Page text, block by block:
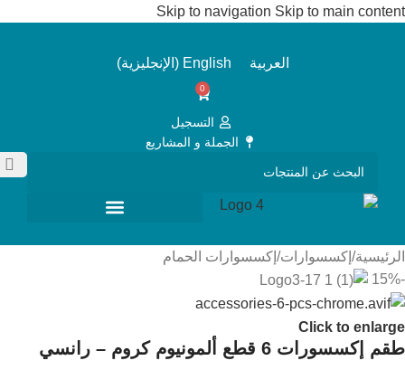
Skip to navigation Skip to main content
العربية English
( الإنجليزية)
0
التسجيل
الجملة و المشاريع
الرئيسية/ إكسسوارات/ إكسسوارات الحمام
-15%
Click to enlarge
طقم إكسسورات 6 قطع ألمونيوم كروم – رانسي